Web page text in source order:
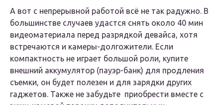
А вот с непрерывной работой всё не так радужно. В
большинстве случаев удастся снять около 40 мин
видеоматериала перед разрядкой девайса, хотя
встречаются и камеры-долгожители. Если
компактность не играет большой роли, купите
внешний аккумулятор (пауэр-банк) для продления
съемки, он будет полезен и для зарядки других
гаджетов. Также не забудьте приобрести вместе с